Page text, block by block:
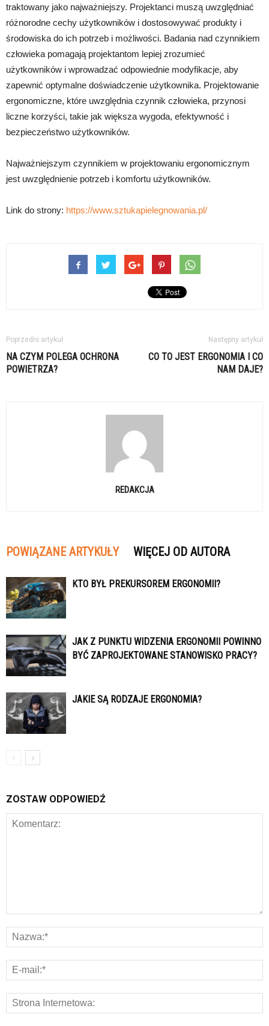
traktowany jako najważniejszy. Projektanci muszą uwzględniać
różnorodne cechy użytkowników i dostosowywać produkty i
środowiska do ich potrzeb i możliwości. Badania nad czynnikiem
człowieka pomagają projektantom lepiej zrozumieć
użytkowników i wprowadzać odpowiednie modyfikacje, aby
zapewnić optymalne doświadczenie użytkownika. Projektowanie
ergonomiczne, które uwzględnia czynnik człowieka, przynosi
liczne korzyści, takie jak większa wygoda, efektywność i
bezpieczeństwo użytkowników.
Najważniejszym czynnikiem w projektowaniu ergonomicznym
jest uwzględnienie potrzeb i komfortu użytkowników.
Link do strony: https://www.sztukapielegnowania.pl/
Poprzedni artykuł
NA CZYM POLEGA OCHRONA
POWIETRZA?
Następny artykuł
CO TO JEST ERGONOMIA I CO
NAM DAJE?
REDAKCJA
POWIĄZANE ARTYKUŁY WIĘCEJ OD AUTORA
KTO BYŁ PREKURSOREM ERGONOMII?
JAK Z PUNKTU WIDZENIA ERGONOMII POWINNO
BYĆ ZAPROJEKTOWANE STANOWISKO PRACY?
JAKIE SĄ RODZAJE ERGONOMIA?
ZOSTAW ODPOWIEDŹ